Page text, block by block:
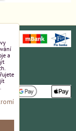
a